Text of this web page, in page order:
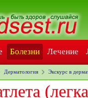
Болезни Лечение
Дерматология Экскурс в